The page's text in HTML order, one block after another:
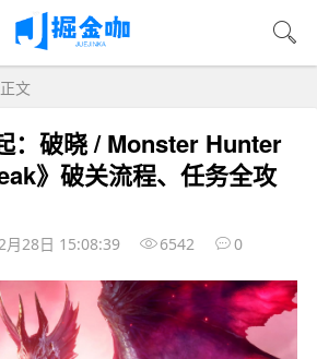
文
：破晓 / Monster Hunter
》破关流程、任务全攻
月28日 15:08:39 6542 0